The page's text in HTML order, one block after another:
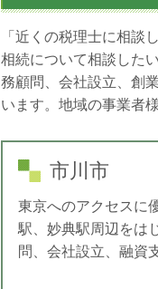
「近くの税理士に相談
相続について相談した
務顧問、会社設立、創
います。地域の事業者
市川市
東京へのアクセスに
駅、妙典駅周辺をは
問、会社設立、融資